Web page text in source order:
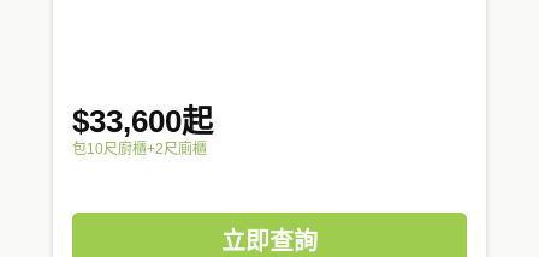
$33,600起
包10尺廚櫃+2尺廁櫃
立即查詢